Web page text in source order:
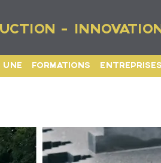
-
FORMATIONS ENTREPRISES